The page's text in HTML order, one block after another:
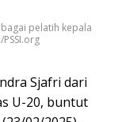
pelatih kepala
Sjafri dari
U-20, buntut